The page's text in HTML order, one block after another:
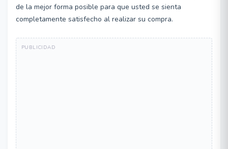
de la mejor forma posible para que usted se sienta
completamente satisfecho al realizar su compra.